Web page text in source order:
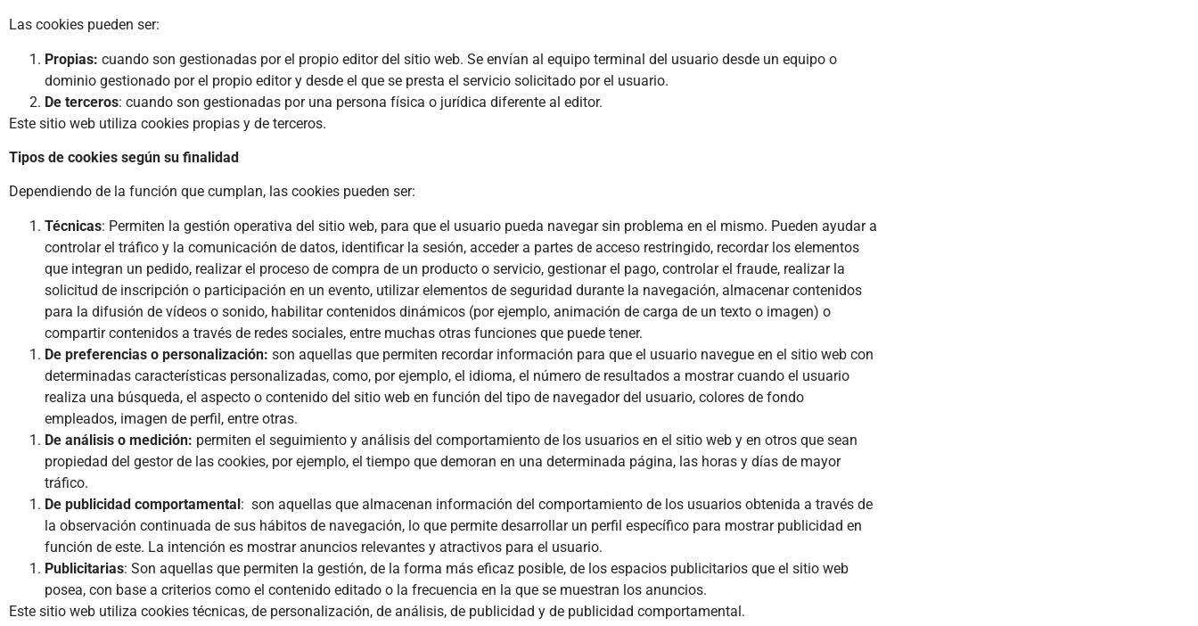
Las cookies pueden ser:
Propias: cuando son gestionadas por el propio editor del sitio web. Se envían al equipo terminal del usuario desde un equipo o
dominio gestionado por el propio editor y desde el que se presta el servicio solicitado por el usuario.
De terceros: cuando son gestionadas por una persona física o jurídica diferente al editor.
Este sitio web utiliza cookies propias y de terceros.
Tipos de cookies según su finalidad
Dependiendo de la función que cumplan, las cookies pueden ser:
Técnicas: Permiten la gestión operativa del sitio web, para que el usuario pueda navegar sin problema en el mismo. Pueden ayudar a
controlar el tráfico y la comunicación de datos, identificar la sesión, acceder a partes de acceso restringido, recordar los elementos
que integran un pedido, realizar el proceso de compra de un producto o servicio, gestionar el pago, controlar el fraude, realizar la
solicitud de inscripción o participación en un evento, utilizar elementos de seguridad durante la navegación, almacenar contenidos
para la difusión de vídeos o sonido, habilitar contenidos dinámicos (por ejemplo, animación de carga de un texto o imagen) o
compartir contenidos a través de redes sociales, entre muchas otras funciones que puede tener.
De preferencias o personalización: son aquellas que permiten recordar información para que el usuario navegue en el sitio web con
determinadas características personalizadas, como, por ejemplo, el idioma, el número de resultados a mostrar cuando el usuario
realiza una búsqueda, el aspecto o contenido del sitio web en función del tipo de navegador del usuario, colores de fondo
empleados, imagen de perfil, entre otras.
De análisis o medición: permiten el seguimiento y análisis del comportamiento de los usuarios en el sitio web y en otros que sean
propiedad del gestor de las cookies, por ejemplo, el tiempo que demoran en una determinada página, las horas y días de mayor
tráfico.
De publicidad comportamental: son aquellas que almacenan información del comportamiento de los usuarios obtenida a través de
la observación continuada de sus hábitos de navegación, lo que permite desarrollar un perfil específico para mostrar publicidad en
función de este. La intención es mostrar anuncios relevantes y atractivos para el usuario.
Publicitarias: Son aquellas que permiten la gestión, de la forma más eficaz posible, de los espacios publicitarios que el sitio web
posea, con base a criterios como el contenido editado o la frecuencia en la que se muestran los anuncios.
Este sitio web utiliza cookies técnicas, de personalización, de análisis, de publicidad y de publicidad comportamental.